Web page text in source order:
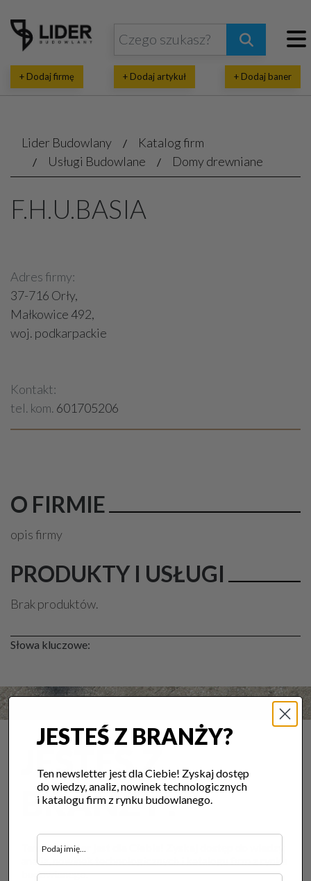
+ Dodaj firmę + Dodaj artykuł + Dodaj baner
Lider Budowlany
Katalog firm
Usługi Budowlane
Domy drewniane
F.H.U.BASIA
Adres firmy:
37-716 Orły,
Małkowice 492,
woj. podkarpackie
Kontakt:
tel. kom. 601705206
O FIRMIE
opis firmy
PRODUKTY I USŁUGI
Brak produktów.
Słowa kluczowe:
JESTEŚ Z
BRANŻY?
Ten newsletter jest dla Ciebie! Zyskaj dostęp do wiedzy,
analiz, nowinek technologicznych i katalogu firm z rynku
budowlanego.
JESTEŚ Z BRANŻY?
Ten newsletter jest dla Ciebie! Zyskaj dostęp
do wiedzy, analiz, nowinek technologicznych
i katalogu firm z rynku budowlanego.